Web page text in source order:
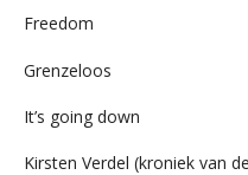
Freedom
Grenzeloos
It’s going down
Kirsten Verdel (kroniek van